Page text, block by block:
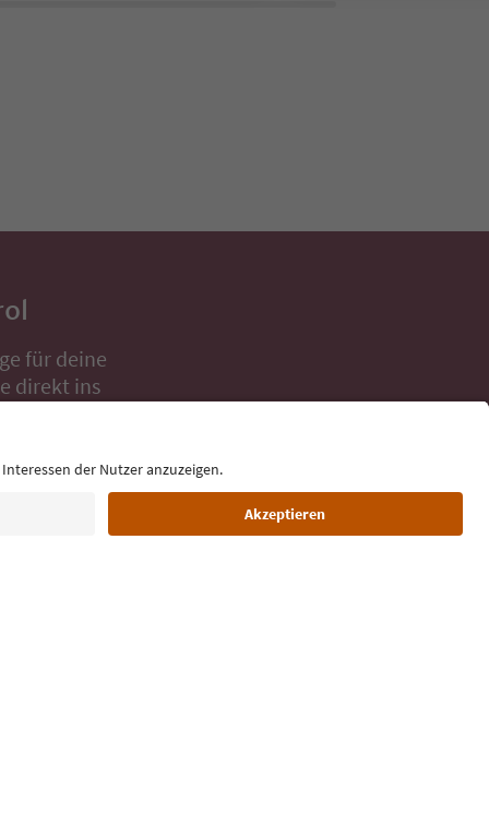
für deine
direkt ins